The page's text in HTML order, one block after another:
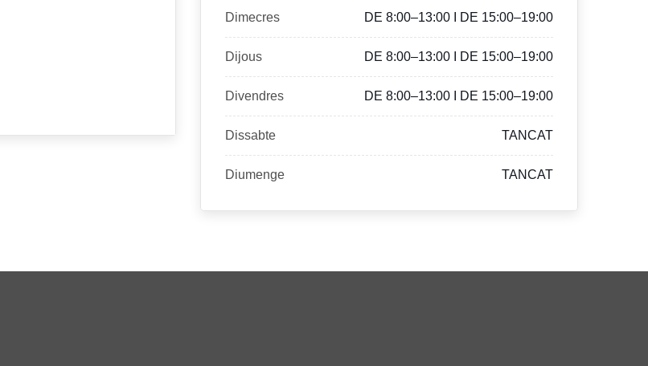
Dimecres DE 8:00–13:00 I DE 15:00–19:00
Dijous DE 8:00–13:00 I DE 15:00–19:00
Divendres DE 8:00–13:00 I DE 15:00–19:00
Dissabte TANCAT
Diumenge TANCAT